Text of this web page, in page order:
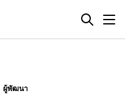
ผู้พัฒนา